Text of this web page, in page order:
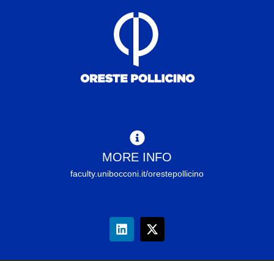
MORE INFO
faculty.unibocconi.it/orestepollicino